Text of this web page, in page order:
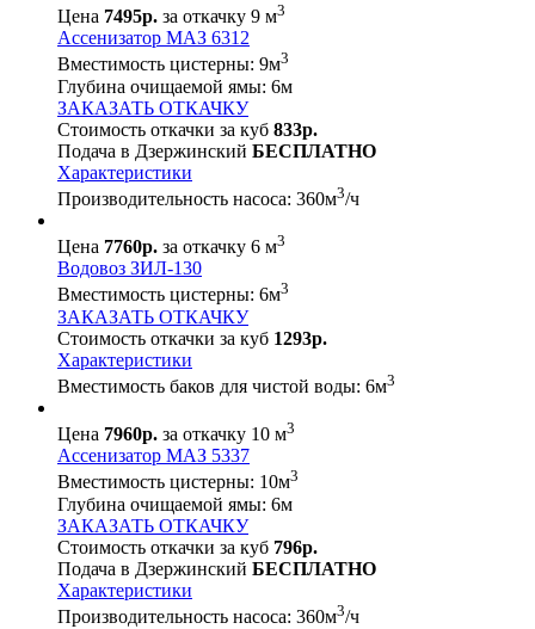
Цена 7495р. за откачку 9 м3
Ассенизатор МАЗ 6312
Вместимость цистерны: 9м3
Глубина очищаемой ямы: 6м
ЗАКАЗАТЬ ОТКАЧКУ
Стоимость откачки за куб 833р.
Подача в Дзержинский БЕСПЛАТНО
Характеристики
Производительность насоса: 360м3/ч
Цена 7760р. за откачку 6 м3
Водовоз ЗИЛ-130
Вместимость цистерны: 6м3
ЗАКАЗАТЬ ОТКАЧКУ
Стоимость откачки за куб 1293р.
Характеристики
Вместимость баков для чистой воды: 6м3
Цена 7960р. за откачку 10 м3
Ассенизатор МАЗ 5337
Вместимость цистерны: 10м3
Глубина очищаемой ямы: 6м
ЗАКАЗАТЬ ОТКАЧКУ
Стоимость откачки за куб 796р.
Подача в Дзержинский БЕСПЛАТНО
Характеристики
Производительность насоса: 360м3/ч